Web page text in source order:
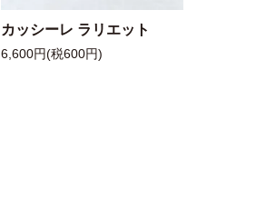
カッシーレ ラリエット
6,600円(税600円)